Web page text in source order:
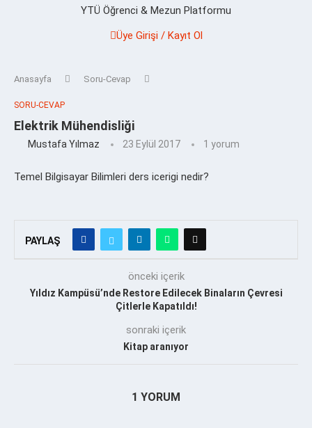
YTÜ Öğrenci & Mezun Platformu
Üye Girişi / Kayıt Ol
Anasayfa Soru-Cevap
SORU-CEVAP
Elektrik Mühendisliği
Mustafa Yılmaz 23 Eylül 2017 1 yorum
Temel Bilgisayar Bilimleri ders icerigi nedir?
PAYLAŞ
önceki içerik
Yıldız Kampüsü’nde Restore Edilecek Binaların Çevresi
Çitlerle Kapatıldı!
sonraki içerik
Kitap aranıyor
1 YORUM